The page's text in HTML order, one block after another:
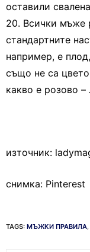
оставили
20. Всички мъже
стандартните
например, е
също не са
какво е розово –
източник:
снимка: Pinterest
TAGS: МЪЖКИ ПРАВИЛА,